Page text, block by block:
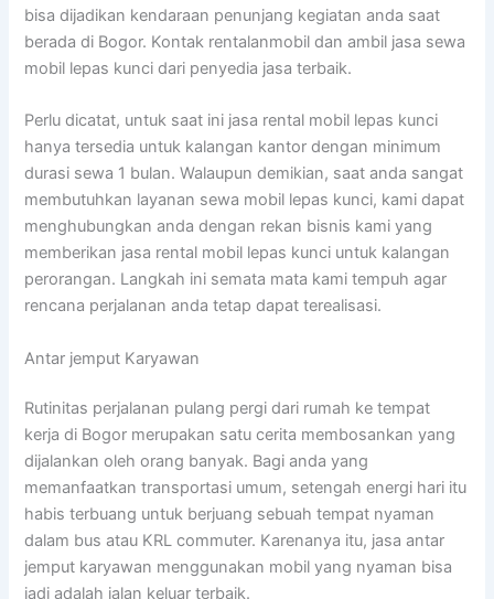
bisa dijadikan kendaraan penunjang kegiatan anda saat
berada di Bogor. Kontak rentalanmobil dan ambil jasa sewa
mobil lepas kunci dari penyedia jasa terbaik.
Perlu dicatat, untuk saat ini jasa rental mobil lepas kunci
hanya tersedia untuk kalangan kantor dengan minimum
durasi sewa 1 bulan. Walaupun demikian, saat anda sangat
membutuhkan layanan sewa mobil lepas kunci, kami dapat
menghubungkan anda dengan rekan bisnis kami yang
memberikan jasa rental mobil lepas kunci untuk kalangan
perorangan. Langkah ini semata mata kami tempuh agar
rencana perjalanan anda tetap dapat terealisasi.
Antar jemput Karyawan
Rutinitas perjalanan pulang pergi dari rumah ke tempat
kerja di Bogor merupakan satu cerita membosankan yang
dijalankan oleh orang banyak. Bagi anda yang
memanfaatkan transportasi umum, setengah energi hari itu
habis terbuang untuk berjuang sebuah tempat nyaman
dalam bus atau KRL commuter. Karenanya itu, jasa antar
jemput karyawan menggunakan mobil yang nyaman bisa
jadi adalah jalan keluar terbaik.